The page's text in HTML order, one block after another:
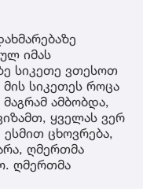
იმას
სიკეთე ვთესოთ
სიკეთეს როცა
ამბობდა,
ყველას ვერ
ესმით ცხოვრება,
ღმერთმა
ღმერთმა